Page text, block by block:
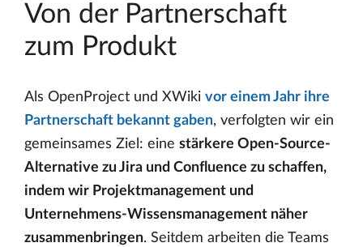
Von der Partnerschaft
zum Produkt
Als OpenProject und XWiki vor einem Jahr ihre
Partnerschaft bekannt gaben, verfolgten wir ein
gemeinsames Ziel: eine stärkere Open-Source-
Alternative zu Jira und Confluence zu schaffen,
indem wir Projektmanagement und
Unternehmens-Wissensmanagement näher
zusammenbringen. Seitdem arbeiten die Teams